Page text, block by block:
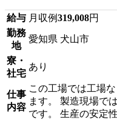
給与 月収例319,008円
勤務
地
愛知県 犬山市
寮・
社宅
あり
仕事
内容
この工場では工場
ます。 製造現場で
です。 生産の安定